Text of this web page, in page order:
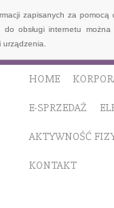
zapisanych za
do obsługi internetu
HOME
E-SPRZEDAŻ
AKTYWNOŚĆ
KONTAKT